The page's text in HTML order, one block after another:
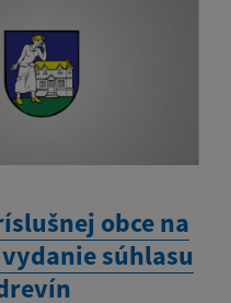
obce na
súhlasu